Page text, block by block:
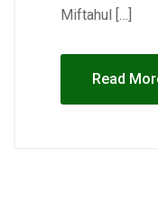
Miftahul […]
Read